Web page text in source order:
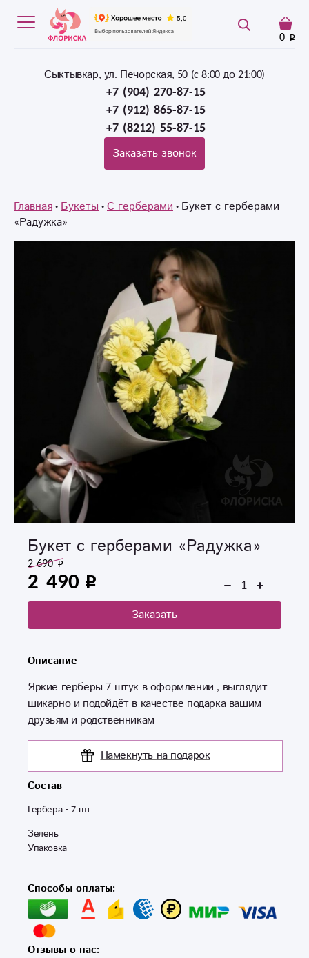
0
Сыктывкар, ул. Печорская, 50 (c 8:00 до 21:00)
+7 (904) 270-87-15
+7 (912) 865-87-15
+7 (8212) 55-87-15
Заказать звонок
Главная Букеты С герберами Букет с герберами
«Радужка»
Букет с герберами «Радужка»
2 490
2 690
Заказать
Описание
Яркие герберы 7 штук в оформлении , выглядит
шикарно и подойдёт в качестве подарка вашим
друзьям и родственникам
Намекнуть на подарок
Состав
Гербера - 7 шт
Зелень
Упаковка
Способы оплаты:
Отзывы о нас: